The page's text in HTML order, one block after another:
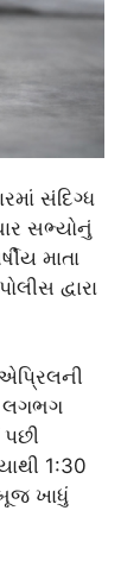
સંદિગ્ધ
સભ્યોનું
માતા
દ્વારા
લગભગ
1:30
ખાધું